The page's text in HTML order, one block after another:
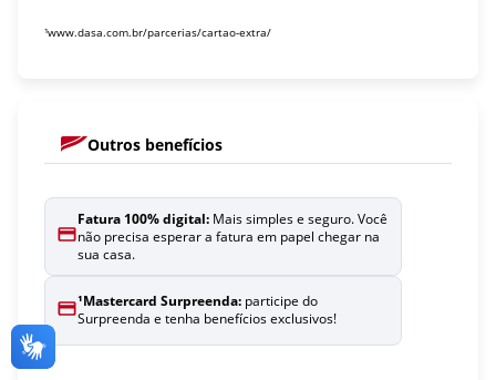
¹www.dasa.com.br/parcerias/cartao-extra/
Outros benefícios
Fatura 100% digital: Mais simples e seguro. Você
não precisa esperar a fatura em papel chegar na
sua casa.
¹Mastercard Surpreenda: participe do
Surpreenda e tenha benefícios exclusivos!